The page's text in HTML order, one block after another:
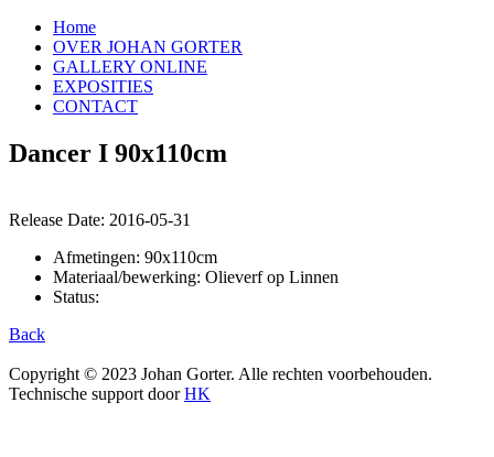
Home
OVER JOHAN GORTER
GALLERY ONLINE
EXPOSITIES
CONTACT
Dancer I 90x110cm
Release Date: 2016-05-31
Afmetingen: 90x110cm
Materiaal/bewerking: Olieverf op Linnen
Status:
Back
Copyright © 2023 Johan Gorter. Alle rechten voorbehouden.
Technische support doorHK